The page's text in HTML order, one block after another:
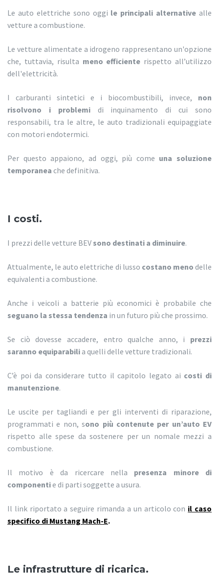
Le auto elettriche sono oggi le principali alternative alle
vetture a combustione.
Le vetture alimentate a idrogeno rappresentano un'opzione
che, tuttavia, risulta meno efficiente rispetto all’utilizzo
dell'elettricità.
I carburanti sintetici e i biocombustibili, invece, non
risolvono i problemidi inquinamento di cui sono
responsabili, tra le altre, le auto tradizionali equipaggiate
con motori endotermici.
Per questo appaiono, ad oggi, più come una soluzione
temporanea che definitiva.
I costi.
I prezzi delle vetture BEV sono destinati a diminuire.
Attualmente, le auto elettriche di lusso costano meno delle
equivalenti a combustione.
Anche i veicoli a batterie più economici è probabile che
seguano la stessa tendenza in un futuro più che prossimo.
Se ciò dovesse accadere, entro qualche anno, i prezzi
saranno equiparabilia quelli delle vetture tradizionali.
C’è poi da considerare tutto il capitolo legato ai costi di
manutenzione.
Le uscite per tagliandi e per gli interventi di riparazione,
programmati e non, sono più contenute per un’auto EV
rispetto alle spese da sostenere per un nomale mezzi a
combustione.
Il motivo è da ricercare nella presenza minore di
componentie di parti soggette a usura.
Il link riportato a seguire rimanda a un articolo con il caso
specifico di Mustang Mach-E.
Le infrastrutture di ricarica.